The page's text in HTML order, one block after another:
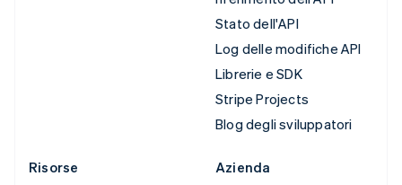
Stato dell'API
Log delle modifiche API
Librerie e SDK
Stripe Projects
Blog degli sviluppatori
Risorse
Azienda